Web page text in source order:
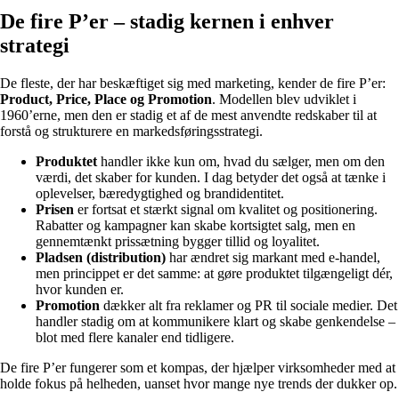
De fire P’er – stadig kernen i enhver
strategi
De fleste, der har beskæftiget sig med marketing, kender de fire P’er:
Product, Price, Place og Promotion. Modellen blev udviklet i
1960’erne, men den er stadig et af de mest anvendte redskaber til at
forstå og strukturere en markedsføringsstrategi.
Produktet handler ikke kun om, hvad du sælger, men om den
værdi, det skaber for kunden. I dag betyder det også at tænke i
oplevelser, bæredygtighed og brandidentitet.
Prisen er fortsat et stærkt signal om kvalitet og positionering.
Rabatter og kampagner kan skabe kortsigtet salg, men en
gennemtænkt prissætning bygger tillid og loyalitet.
Pladsen (distribution) har ændret sig markant med e-handel,
men princippet er det samme: at gøre produktet tilgængeligt dér,
hvor kunden er.
Promotion dækker alt fra reklamer og PR til sociale medier. Det
handler stadig om at kommunikere klart og skabe genkendelse –
blot med flere kanaler end tidligere.
De fire P’er fungerer som et kompas, der hjælper virksomheder med at
holde fokus på helheden, uanset hvor mange nye trends der dukker op.